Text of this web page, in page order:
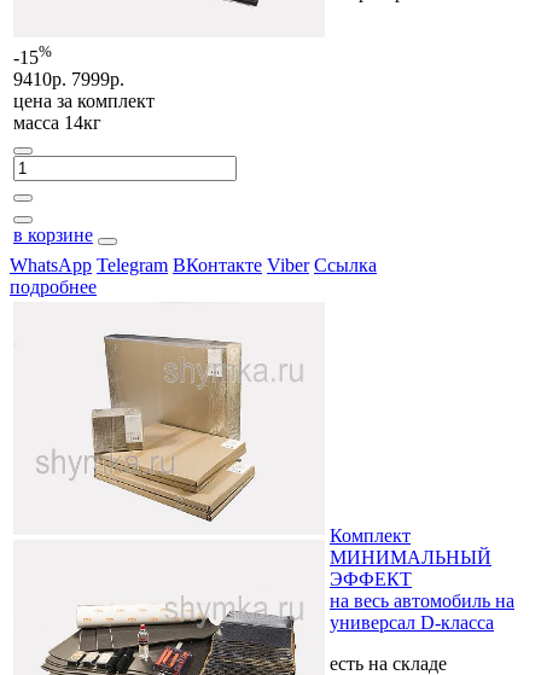
-15%
9410р. 7999р.
цена за комплект
масса 14кг
в корзине
WhatsApp Telegram ВКонтакте Viber Ссылка
подробнее
Комплект
МИНИМАЛЬНЫЙ
ЭФФЕКТ
на весь автомобиль на
универсал D-класса
есть на складе